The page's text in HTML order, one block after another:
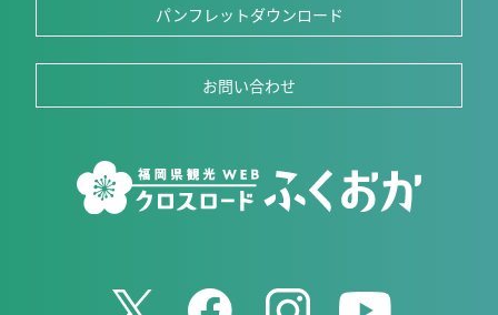
パンフレットダウンロード
お問い合わせ